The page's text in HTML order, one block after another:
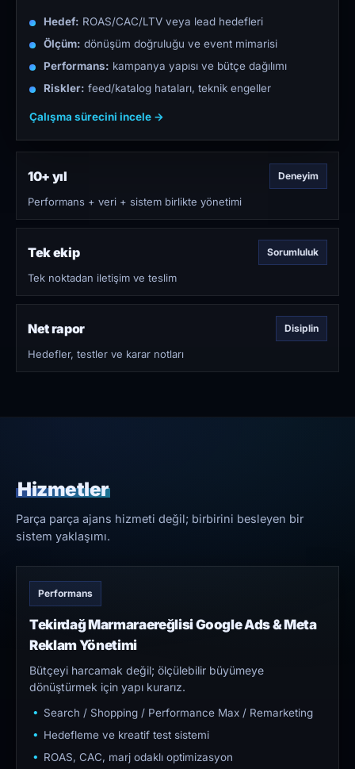
Hedef: ROAS/CAC/LTV veya lead hedefleri
Ölçüm: dönüşüm doğruluğu ve event mimarisi
Performans: kampanya yapısı ve bütçe dağılımı
Riskler: feed/katalog hataları, teknik engeller
Çalışma sürecini incele →
10+ yıl Deneyim
Performans + veri + sistem birlikte yönetimi
Tek ekip Sorumluluk
Tek noktadan iletişim ve teslim
Net rapor Disiplin
Hedefler, testler ve karar notları
Hizmetler
Parça parça ajans hizmeti değil; birbirini besleyen bir
sistem yaklaşımı.
Performans
Tekirdağ Marmaraereğlisi Google Ads & Meta
Reklam Yönetimi
Bütçeyi harcamak değil; ölçülebilir büyümeye
dönüştürmek için yapı kurarız.
Search / Shopping / Performance Max / Remarketing
Hedefleme ve kreatif test sistemi
ROAS, CAC, marj odaklı optimizasyon